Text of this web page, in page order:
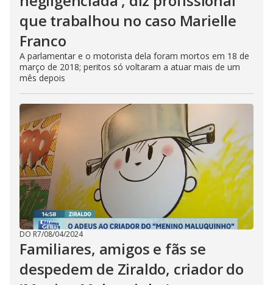
que trabalhou no caso Marielle
Franco
A parlamentar e o motorista dela foram mortos em 18 de
março de 2018; peritos só voltaram a atuar mais de um
mês depois
DO R7/08/04/2024
Familiares, amigos e fãs se
despedem de Ziraldo, criador do